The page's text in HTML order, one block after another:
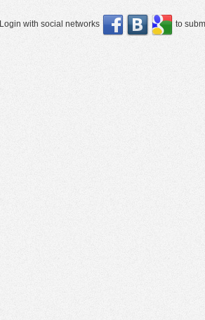
Login with social networks to